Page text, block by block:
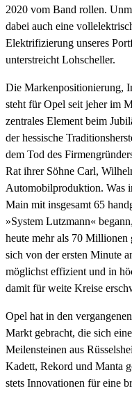
2020 vom Band rollen.
dabei auch eine
Elektrifizierung unseres
unterstreicht Lohscheller.
Die Markenpositionierung,
steht für Opel seit jeher im
zentrales Element beim
der hessische
dem Tod des
Rat ihrer Söhne Carl,
Automobilproduktion. Was
Main mit insgesamt 65
»System Lutzmann«
heute mehr als 70 Millionen
sich von der ersten Minute
möglichst effizient und in
damit für weite Kreise
Opel hat in den
Markt gebracht, die sich
Meilensteinen aus
Kadett, Rekord und Manta
stets Innovationen für eine